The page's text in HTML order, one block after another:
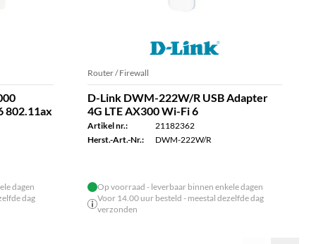
802.11ax
dagen
dag
Router / Firewall
D-Link DWM-222W/R USB Adapter
4G LTE AX300 Wi-Fi 6
Artikel nr.:
21182362
Herst.-Art.-Nr.:
DWM-222W/R
Op voorraad - leverbaar binnen enkele dagen
Voor 14.00 uur besteld - meestal dezelfde dag
verzonden